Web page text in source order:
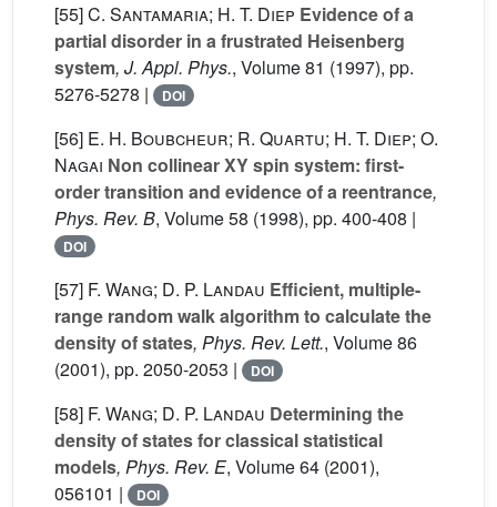
[55]C. Santamaria; H. T. Diep Evidence of a
partial disorder in a frustrated Heisenberg
system, J. Appl. Phys., Volume 81 (1997), pp.
5276-5278 |
DOI
[56] E. H. Boubcheur; R. Quartu; H. T. Diep; O.
Nagai Non collinear XY spin system: first-
order transition and evidence of a reentrance,
Phys. Rev. B, Volume 58 (1998), pp. 400-408 |
DOI
[57] F. Wang; D. P. Landau Efficient, multiple-
range random walk algorithm to calculate the
density of states, Phys. Rev. Lett., Volume 86
(2001), pp. 2050-2053 |
DOI
[58] F. Wang; D. P. Landau Determining the
density of states for classical statistical
models, Phys. Rev. E, Volume 64 (2001),
056101 |
DOI